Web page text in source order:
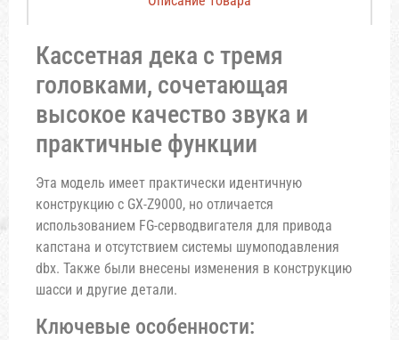
Кассетная дека с тремя
головками, сочетающая
высокое качество звука и
практичные функции
Эта модель имеет практически идентичную
конструкцию с GX-Z9000, но отличается
использованием FG-серводвигателя для привода
капстана и отсутствием системы шумоподавления
dbx. Также были внесены изменения в конструкцию
шасси и другие детали.
Ключевые особенности: